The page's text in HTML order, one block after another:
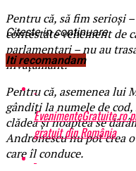
Pentru că, să fim serioși
contestate vehement de
parlamentari – nu au
învățământ.
Pentru că, asemenea lui
gândiți la numele de
clădea și noaptea se
Andronescu nu pot crea
care îl conduce.
Citeste in continuare
Iti recomandam
EvenimenteGratuite.ro
gratuit din România